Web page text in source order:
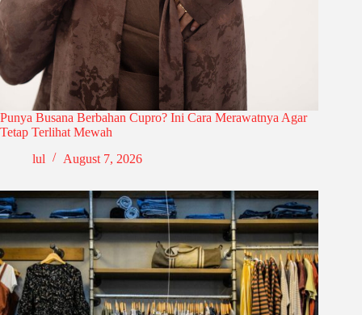
Punya Busana Berbahan Cupro? Ini Cara Merawatnya Agar
Tetap Terlihat Mewah
lul
August 7, 2026